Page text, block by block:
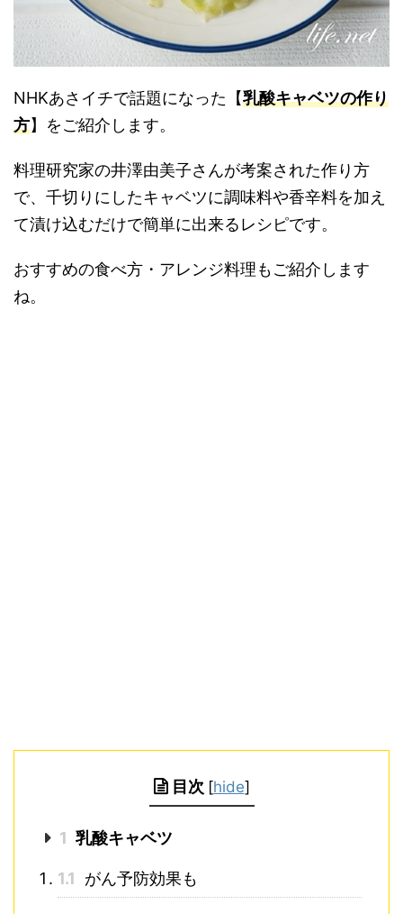
NHKあさイチで話題になった【乳酸キャベツの作り
方】をご紹介します。
料理研究家の井澤由美子さんが考案された作り方
で、千切りにしたキャベツに調味料や香辛料を加え
て漬け込むだけで簡単に出来るレシピです。
おすすめの食べ方・アレンジ料理もご紹介します
ね。
目次 [hide]
1 乳酸キャベツ
1.1 がん予防効果も